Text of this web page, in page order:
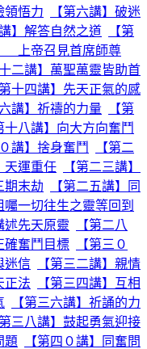
領悟力
【第六講】破迷
講】解答自然之道
【第
上帝召見首席師尊
十二講】萬聖萬靈皆助首
第十四講】先天正氣的感
六講】祈禱的力量
【第
十八講】向大方向奮鬥
講】捨身奮鬥
【第二
天運重任
【第二三講】
期末劫
【第二五講】同
囑一切往生之靈等回到
述先天原靈
【第二八
確奮鬥目標
【第三０
迷信
【第三二講】親情
正法
【第三四講】互相
【第三六講】祈誦的力
第三八講】鼓起勇氣迎接
題
【第四０講】同奮問